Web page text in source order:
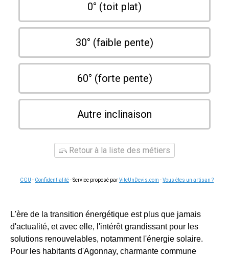
0° (toit plat)
30° (faible pente)
60° (forte pente)
Autre inclinaison
Retour à la liste des métiers
CGU - Confidentialité- Service proposé parViteUnDevis.com -Vous êtes un artisan ?
L'ère de la transition énergétique est plus que jamais
d'actualité, et avec elle, l'intérêt grandissant pour les
solutions renouvelables, notamment l'énergie solaire.
Pour les habitants d'Agonnay, charmante commune